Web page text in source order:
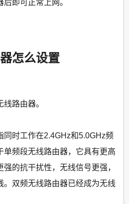
即可正常上网。
怎么设置
路由器。
时工作在2.4GHz和5.0GHz频
单频段无线路由器，它具有更高
的抗干扰性，无线信号更强，
。双频无线路由器已经成为无线